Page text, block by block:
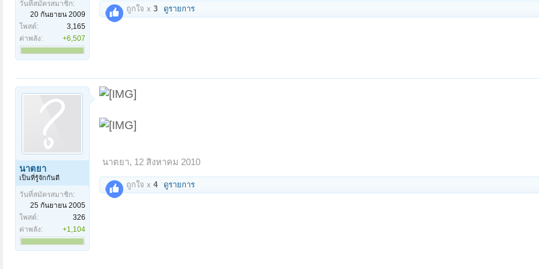
วันที่สมัครสมาชิก:
20 กันยายน 2009
โพสต์:
3,165
ค่าพลัง:
+6,507
ถูกใจ x 3 ดูรายการ
นาตยา
เป็นที่รู้จักกันดี
วันที่สมัครสมาชิก:
25 กันยายน 2005
โพสต์:
326
ค่าพลัง:
+1,104
นาตยา, 12 สิงหาคม 2010
ถูกใจ x 4 ดูรายการ